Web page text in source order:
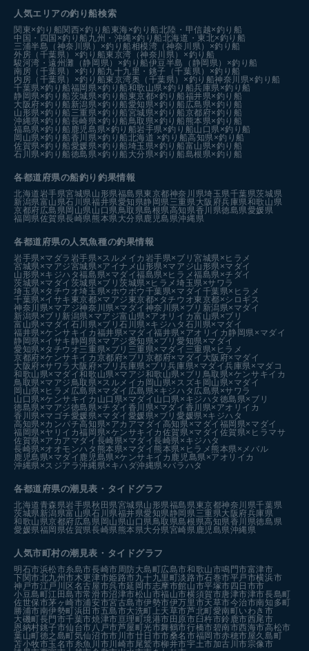
人気エリアの釣り船検索
関東×釣り船関西×釣り船 東海×釣り船北陸・甲信越×釣り船
中国・四国×釣り船 九州・沖縄×釣り船北海道・東北×釣り船
三浦半島（神奈川県）×釣り船相模湾（神奈川県）×釣り船
外房（千葉県）×釣り船東京湾（神奈川県）×釣り船
駿河湾・遠州灘（静岡県）×釣り船伊豆半島（静岡県）×釣り船
南房（千葉県）×釣り船九十九里・銚子（千葉県）×釣り船
内房（千葉県）×釣り船東京湾奥（千葉県）×釣り船神奈川県×釣り船
千葉県×釣り船福岡県×釣り船和歌山県×釣り船兵庫県×釣り船
静岡県×釣り船茨城県×釣り船 東京都×釣り船福井県×釣り船
大阪府×釣り船 新潟県×釣り船愛知県×釣り船 広島県×釣り船
山形県×釣り船 三重県×釣り船宮城県×釣り船京都府×釣り船
沖縄県×釣り船長崎県×釣り船鳥取県×釣り船 熊本県×釣り船
福島県×釣り船 鹿児島県×釣り船岩手県×釣り船山口県×釣り船
岡山県×釣り船香川県×釣り船北海道 ×釣り船高知県×釣り船
佐賀県×釣り船愛媛県×釣り船埼玉県×釣り船富山県×釣り船
石川県×釣り船徳島県×釣り船 大分県×釣り船島根県×釣り船
各都道府県の船釣り釣果情報
北海道岩手県宮城県山形県福島県東京都神奈川県埼玉県千葉県茨城県
新潟県富山県石川県福井県愛知県静岡県三重県大阪府兵庫県和歌山県
京都府広島県岡山県山口県鳥取県島根県高知県香川県徳島県愛媛県
福岡県佐賀県長崎県熊本県大分県鹿児島県沖縄県
各都道府県の人気魚種の釣果情報
岩手県×マダラ 岩手県×スルメイカ 岩手県×ブリ宮城県×ヒラメ
宮城県×マアジ宮城県×アイナメ 山形県×マアジ山形県×マダイ
山形県×キジハタ福島県×マダイ福島県×ヒラメ福島県×チダイ
茨城県×マダイ 茨城県×ブリ茨城県×ヒラメ埼玉県×サワラ
埼玉県×タチウオ埼玉県×ホウボウ 千葉県×マダイ 千葉県×ヒラメ
千葉県×イサキ 東京都×マアジ 東京都×タチウオ東京都×シロギス
神奈川県×マアジ神奈川県×マダイ 神奈川県×ブリ 新潟県×マダイ
新潟県×ブリ 新潟県×マアジ富山県×アオリイカ富山県×ブリ
富山県×マダイ 石川県×ブリ石川県×キジハタ 石川県×マダイ
福井県×ケンサキイカ 福井県×マダイ福井県×アオリイカ 静岡県×マダイ
静岡県×イサキ 静岡県×マアジ愛知県×ブリ愛知県×マダイ
愛知県×タチウオ三重県×ブリ 三重県×マダイ 三重県×ヒラメ
京都府×ケンサキイカ 京都府×ブリ 京都府×マダイ 大阪府×マダイ
大阪府×サワラ 大阪府×ブリ兵庫県×ブリ兵庫県×マダイ兵庫県×マダコ
和歌山県×マダイ和歌山県×マアジ和歌山県×ブリ 鳥取県×ケンサキイカ
鳥取県×マアジ鳥取県×スルメイカ 岡山県×スズキ 岡山県×マダイ
岡山県×ヒラメ 広島県×マダイ 広島県×キジハタ 広島県×サワラ
山口県×ケンサキイカ 山口県×マダイ 山口県×キジハタ 徳島県×ブリ
徳島県×マアジ徳島県×チダイ 香川県×マダイ 香川県×アオリイカ
香川県×マゴチ愛媛県×マダイ 愛媛県×ブリ愛媛県×キジハタ
高知県×カンパチ高知県×アカアマダイ 高知県×マダイ 福岡県×マダイ
福岡県×ヤリイカ福岡県×ケンサキイカ 佐賀県×マダイ 佐賀県×ヒラマサ
佐賀県×アカアマダイ 長崎県×マダイ長崎県×キジハタ
長崎県×オオモンハタ 熊本県×マダイ 熊本県×ヒラメ 熊本県×メバル
鹿児島県×マダイ 鹿児島県×ケンサキイカ 鹿児島県×アオリイカ
沖縄県×スジアラ沖縄県×キハダ沖縄県×バラハタ
各都道府県の潮見表 ・タイドグラフ
北海道青森県岩手県秋田県宮城県山形県福島県東京都神奈川県千葉県
茨城県新潟県富山県石川県福井県愛知県静岡県三重県大阪府兵庫県
和歌山県京都府広島県 岡山県山口県鳥取県島根県高知県香川県徳島県
愛媛県福岡県佐賀県長崎県熊本県大分県宮崎県鹿児島県沖縄県
人気市町村の潮見表・タイドグラフ
明石市浜松市糸島市長崎市周防大島町広島市和歌山市鳴門市富津市
下関市北九州市木更津市姫路市九十九里町淡路市石巻市平戸市横浜市
神戸市江戸川区 名古屋市呉市延岡市志摩市館山市平塚市 四日市市
小豆島町江田島市常滑市沼津市松山市福山市横須賀市唐津市津市長島町
佐世保市茅ヶ崎市浦安市宮古島市伊勢市伊万里市天草市今治市南知多町
勝浦市南伊勢町浜田市五島市大洗町 上天草市芦北町愛南町いわき市
大磯町長門市千葉市焼津市亘理町境港市 田原市 臼杵市鈴鹿市西尾市
恩納村銚子市仙台市八戸市芦屋町光市舞鶴市行橋市碧南市西海市高松市
葉山町徳之島町気仙沼市市川市廿日市市桑名市福岡市赤穂市屋久島町
苫小牧市玉名市糸魚川市川崎市尾鷲市柳井市宇土市加古川市宗像市